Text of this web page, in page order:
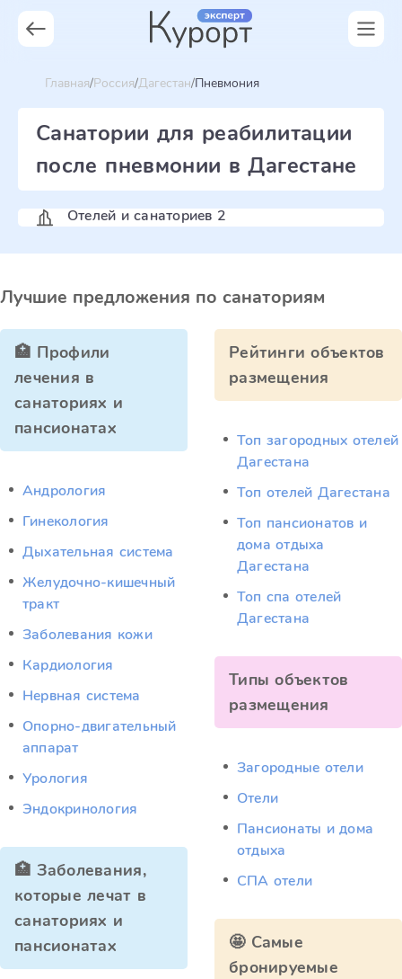
Главная Россия Дагестан Пневмония
Санатории для реабилитации
после пневмонии в Дагестане
Отелей и санаториев 2
Лучшие предложения по санаториям
🏥 Профили
лечения в
санаториях и
пансионатах
Андрология
Гинекология
Дыхательная система
Желудочно-кишечный
тракт
Заболевания кожи
Кардиология
Нервная система
Опорно-двигательный
аппарат
Урология
Эндокринология
🏥 Заболевания,
которые лечат в
санаториях и
пансионатах
Рейтинги объектов
размещения
Топ загородных отелей
Дагестана
Топ отелей Дагестана
Топ пансионатов и
дома отдыха
Дагестана
Топ спа отелей
Дагестана
Типы объектов
размещения
Загородные отели
Отели
Пансионаты и дома
отдыха
СПА отели
🤩 Самые
бронируемые